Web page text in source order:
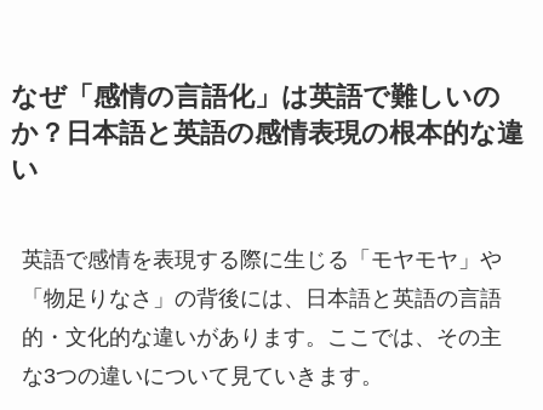
なぜ「感情の言語化」は英語で難しいの
か？日本語と英語の感情表現の根本的な違
い
英語で感情を表現する際に生じる「モヤモヤ」や
「物足りなさ」の背後には、日本語と英語の言語
的・文化的な違いがあります。ここでは、その主
な3つの違いについて見ていきます。